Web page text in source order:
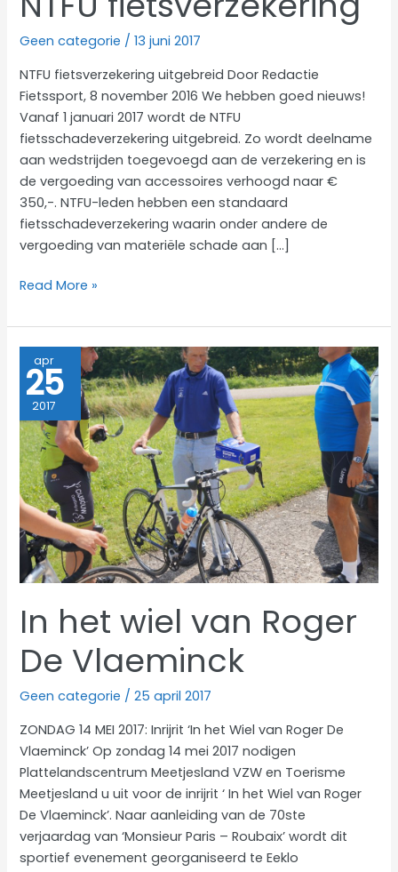
Geen categorie /13 juni 2017
NTFU fietsverzekering uitgebreid Door Redactie
Fietssport, 8 november 2016 We hebben goed nieuws!
Vanaf 1 januari 2017 wordt de NTFU
fietsschadeverzekering uitgebreid. Zo wordt deelname
aan wedstrijden toegevoegd aan de verzekering en is
de vergoeding van accessoires verhoogd naar €
350,-. NTFU-leden hebben een standaard
fietsschadeverzekering waarin onder andere de
vergoeding van materiële schade aan […]
NTFU
Read More »
apr
25
2017
In het wiel van Roger
De Vlaeminck
Geen categorie /25 april 2017
ZONDAG 14 MEI 2017: Inrijrit ‘In het Wiel van Roger De
Vlaeminck’ Op zondag 14 mei 2017 nodigen
Plattelandscentrum Meetjesland VZW en Toerisme
Meetjesland u uit voor de inrijrit ‘ In het Wiel van Roger
De Vlaeminck’. Naar aanleiding van de 70ste
verjaardag van ‘Monsieur Paris – Roubaix’ wordt dit
sportief evenement georganiseerd te Eeklo